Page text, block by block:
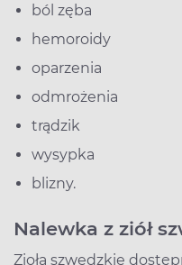
ból zęba
hemoroidy
oparzenia
odmrożenia
trądzik
wysypka
blizny.
Nalewka z ziół
Zioła szwedzkie